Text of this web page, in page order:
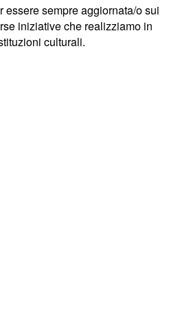
essere sempre aggiornata/o sui
iniziative che realizziamo in
culturali.